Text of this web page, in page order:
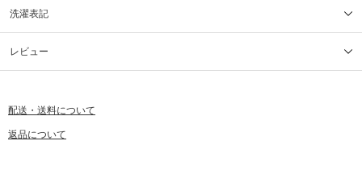
洗濯表記
レビュー
配送・送料について
返品について